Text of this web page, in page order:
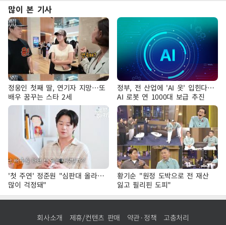
많이 본 기사
정웅인 첫째 딸, 연기자 지망…또
배우 꿈꾸는 스타 2세
정부, 전 산업에 'AI 옷' 입힌다…
AI 로봇 연 1000대 보급 추진
'첫 주연' 정준원 "심판대 올라…
많이 걱정돼"
황기순 "원정 도박으로 전 재산
잃고 필리핀 도피"
회사소개 제휴/컨텐츠 판매 약관·정책 고충처리